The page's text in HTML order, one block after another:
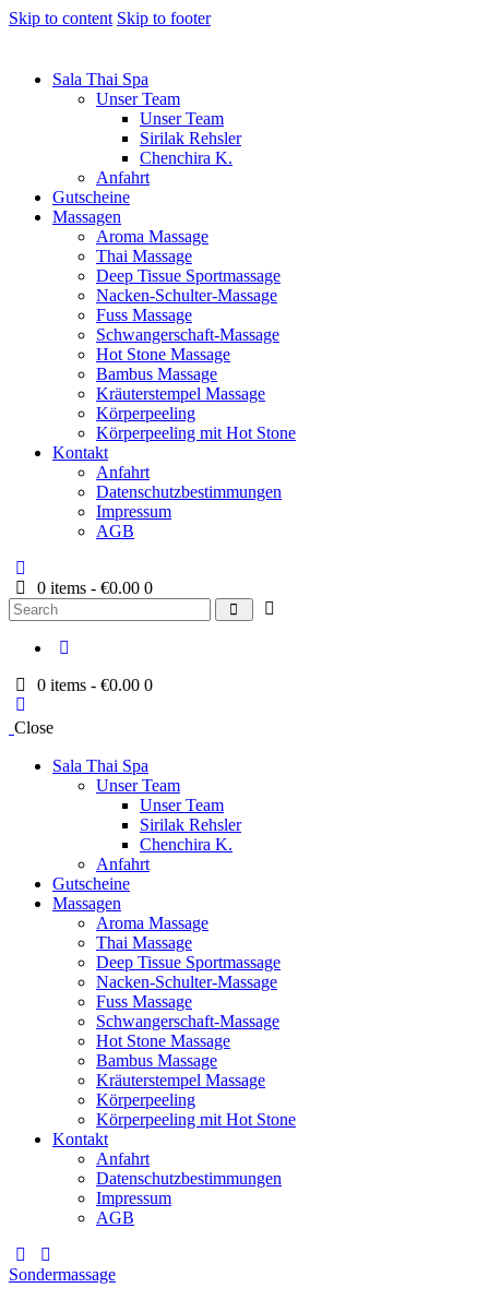
Skip to content Skip to footer
Sala Thai Spa
Unser Team
Unser Team
Sirilak Rehsler
Chenchira K.
Anfahrt
Gutscheine
Massagen
Aroma Massage
Thai Massage
Deep Tissue Sportmassage
Nacken-Schulter-Massage
Fuss Massage
Schwangerschaft-Massage
Hot Stone Massage
Bambus Massage
Kräuterstempel Massage
Körperpeeling
Körperpeeling mit Hot Stone
Kontakt
Anfahrt
Datenschutzbestimmungen
Impressum
AGB
0 items - €0.00 0
Search
0 items - €0.00 0
Close
Sala Thai Spa
Unser Team
Unser Team
Sirilak Rehsler
Chenchira K.
Anfahrt
Gutscheine
Massagen
Aroma Massage
Thai Massage
Deep Tissue Sportmassage
Nacken-Schulter-Massage
Fuss Massage
Schwangerschaft-Massage
Hot Stone Massage
Bambus Massage
Kräuterstempel Massage
Körperpeeling
Körperpeeling mit Hot Stone
Kontakt
Anfahrt
Datenschutzbestimmungen
Impressum
AGB
instagramfacebook-
1
Sondermassage